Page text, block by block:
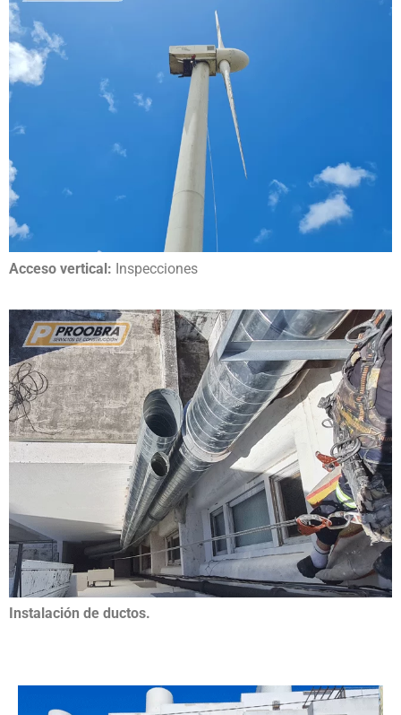
Acceso vertical: Inspecciones
Instalación de ductos.